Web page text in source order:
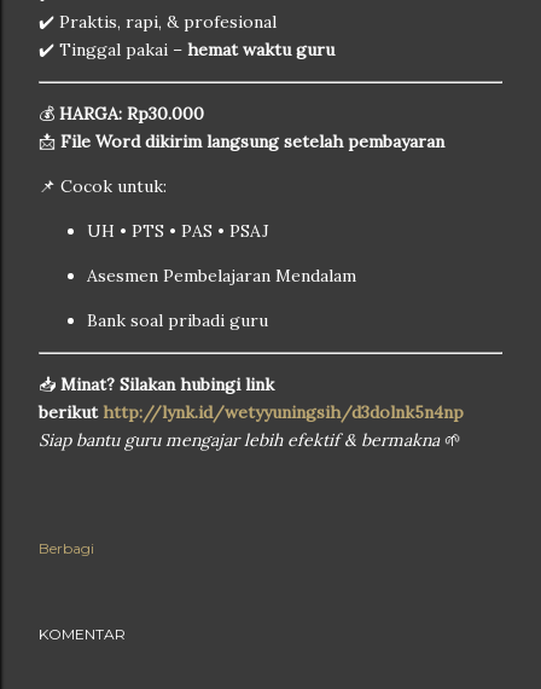
✔️ Praktis, rapi, & profesional
✔️ Tinggal pakai – hemat waktu guru
💰 HARGA: Rp30.000
📩 File Word dikirim langsung setelah pembayaran
📌 Cocok untuk:
UH • PTS • PAS • PSAJ
Asesmen Pembelajaran Mendalam
Bank soal pribadi guru
📥 Minat? Silakan hubingi link
berikut http://lynk.id/wetyyuningsih/d3dolnk5n4np
Siap bantu guru mengajar lebih efektif & bermakna🌱
Berbagi
KOMENTAR